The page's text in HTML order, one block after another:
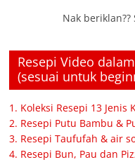
Nak
Resepi Video
(sesuai untuk
1. Koleksi Resepi 13 Jenis
2. Resepi Putu Bambu &
3. Resepi Taufufah & air
4. Resepi Bun, Pau dan